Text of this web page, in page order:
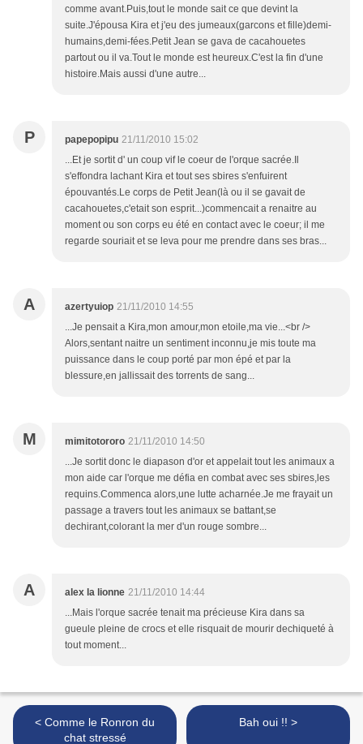
comme avant.Puis,tout le monde sait ce que devint la
suite.J'épousa Kira et j'eu des jumeaux(garcons et fille)demi-
humains,demi-fées.Petit Jean se gava de cacahouetes
partout ou il va.Tout le monde est heureux.C'est la fin d'une
histoire.Mais aussi d'une autre...
P papepopipu 21/11/2010 15:02
...Et je sortit d' un coup vif le coeur de l'orque sacrée.Il
s'effondra lachant Kira et tout ses sbires s'enfuirent
épouvantés.Le corps de Petit Jean(là ou il se gavait de
cacahouetes,c'etait son esprit...)commencait a renaitre au
moment ou son corps eu été en contact avec le coeur; il me
regarde souriait et se leva pour me prendre dans ses bras...
A azertyuiop 21/11/2010 14:55
...Je pensait a Kira,mon amour,mon etoile,ma vie...<br />
Alors,sentant naitre un sentiment inconnu,je mis toute ma
puissance dans le coup porté par mon épé et par la
blessure,en jallissait des torrents de sang...
M mimitotororo 21/11/2010 14:50
...Je sortit donc le diapason d'or et appelait tout les animaux a
mon aide car l'orque me défia en combat avec ses sbires,les
requins.Commenca alors,une lutte acharnée.Je me frayait un
passage a travers tout les animaux se battant,se
dechirant,colorant la mer d'un rouge sombre...
A alex la lionne 21/11/2010 14:44
...Mais l'orque sacrée tenait ma précieuse Kira dans sa
gueule pleine de crocs et elle risquait de mourir dechiqueté à
tout moment...
< Comme le Ronron du
chat stressé
Bah oui !! >